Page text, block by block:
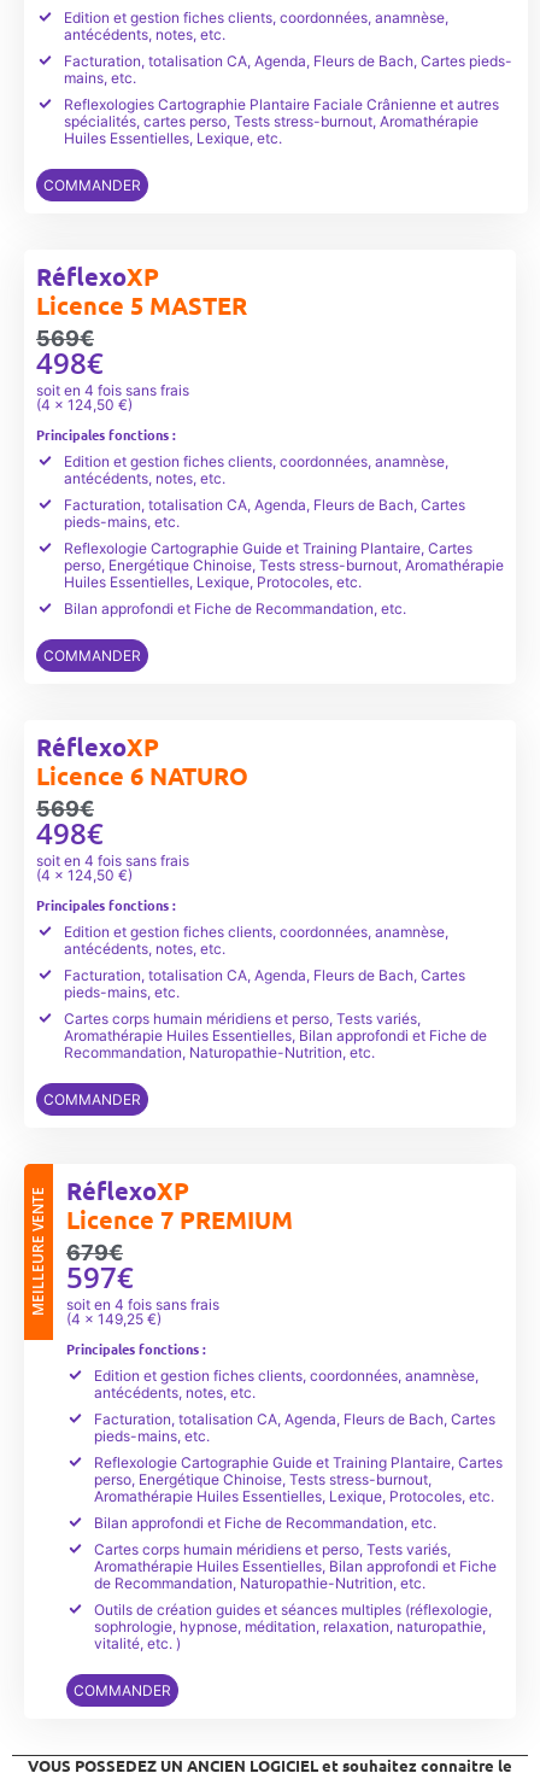
Edition et gestion fiches clients, coordonnées, anamnèse,
antécédents, notes, etc.
Facturation, totalisation CA, Agenda, Fleurs de Bach, Cartes pieds-
mains, etc.
Reflexologies Cartographie Plantaire Faciale Crânienne et autres
spécialités, cartes perso, Tests stress-burnout, Aromathérapie
Huiles Essentielles, Lexique, etc.
COMMANDER
RéflexoXP
Licence 5 MASTER
569€
498€
soit en 4 fois sans frais
(4 x 124,50 €)
Principales fonctions :
Edition et gestion fiches clients, coordonnées, anamnèse,
antécédents, notes, etc.
Facturation, totalisation CA, Agenda, Fleurs de Bach, Cartes
pieds-mains, etc.
Reflexologie Cartographie Guide et Training Plantaire, Cartes
perso, Energétique Chinoise, Tests stress-burnout, Aromathérapie
Huiles Essentielles, Lexique, Protocoles, etc.
Bilan approfondi et Fiche de Recommandation, etc.
COMMANDER
RéflexoXP
Licence 6 NATURO
569€
498€
soit en 4 fois sans frais
(4 x 124,50 €)
Principales fonctions :
Edition et gestion fiches clients, coordonnées, anamnèse,
antécédents, notes, etc.
Facturation, totalisation CA, Agenda, Fleurs de Bach, Cartes
pieds-mains, etc.
Cartes corps humain méridiens et perso, Tests variés,
Aromathérapie Huiles Essentielles, Bilan approfondi et Fiche de
Recommandation, Naturopathie-Nutrition, etc.
COMMANDER
MEILLEURE VENTE RéflexoXP
Licence 7 PREMIUM
679€
597€
soit en 4 fois sans frais
(4 x 149,25 €)
Principales fonctions :
Edition et gestion fiches clients, coordonnées, anamnèse,
antécédents, notes, etc.
Facturation, totalisation CA, Agenda, Fleurs de Bach, Cartes
pieds-mains, etc.
Reflexologie Cartographie Guide et Training Plantaire, Cartes
perso, Energétique Chinoise, Tests stress-burnout,
Aromathérapie Huiles Essentielles, Lexique, Protocoles, etc.
Bilan approfondi et Fiche de Recommandation, etc.
Cartes corps humain méridiens et perso, Tests variés,
Aromathérapie Huiles Essentielles, Bilan approfondi et Fiche
de Recommandation, Naturopathie-Nutrition, etc.
Outils de création guides et séances multiples (réflexologie,
sophrologie, hypnose, méditation, relaxation, naturopathie,
vitalité, etc. )
COMMANDER
VOUS POSSEDEZ UN ANCIEN LOGICIEL et souhaitez connaitre le